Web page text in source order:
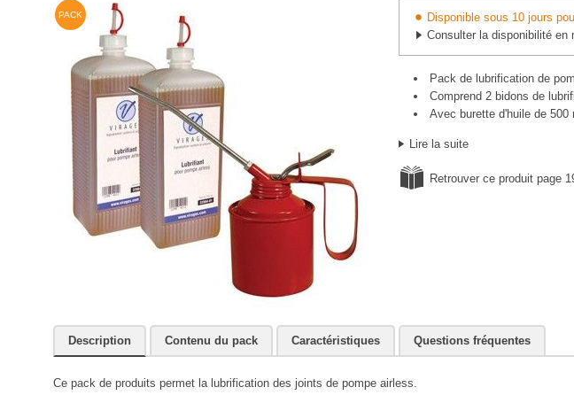
PACK
Disponible sous 10 jours
Consulter la disponibilité en
Pack de lubrification de
Comprend 2 bidons de
Avec burette d'huile de 500
Lire la suite
Retrouver ce produit page
Description Contenu du pack Caractéristiques Questions fréquentes
Ce pack de produits permet la lubrification des joints de pompe airless.